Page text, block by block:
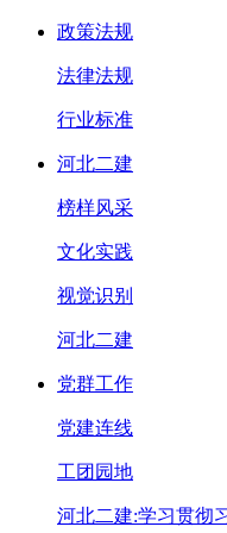
政策法规
法律法规
行业标准
河北二建
榜样风采
文化实践
视觉识别
河北二建
党群工作
党建连线
工团园地
河北二建:学习贯彻